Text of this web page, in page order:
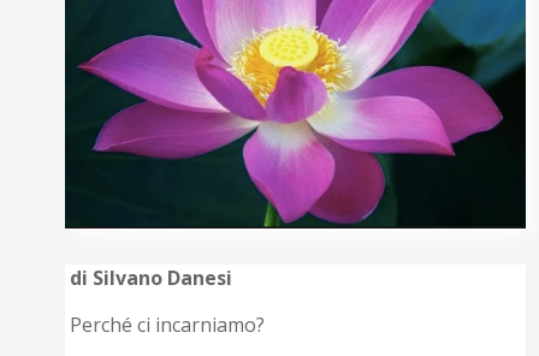
di Silvano Danesi
Perché ci incarniamo?